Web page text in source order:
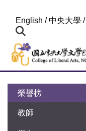
English /中央大學 /
榮譽榜
教師